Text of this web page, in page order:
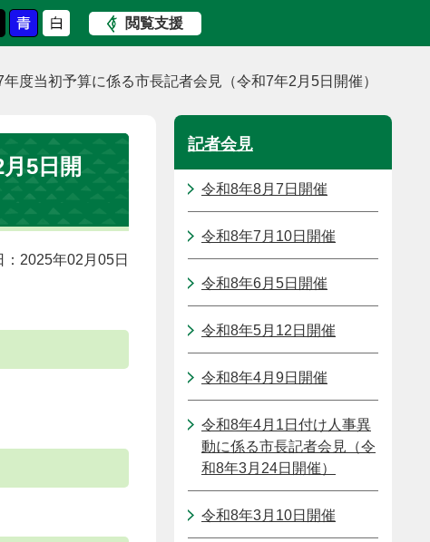
閲覧支援
年度当初予算に係る市長記者会見（令和7年2月5日開催）
5日開
：2025年02月05日
記者会見
令和8年8月7日開催
令和8年7月10日開催
令和8年6月5日開催
令和8年5月12日開催
令和8年4月9日開催
令和8年4月1日付け人事異
動に係る市長記者会見（令
和8年3月24日開催）
令和8年3月10日開催